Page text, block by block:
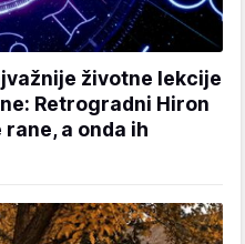
životne lekcije
Retrogradni Hiron
a onda ih